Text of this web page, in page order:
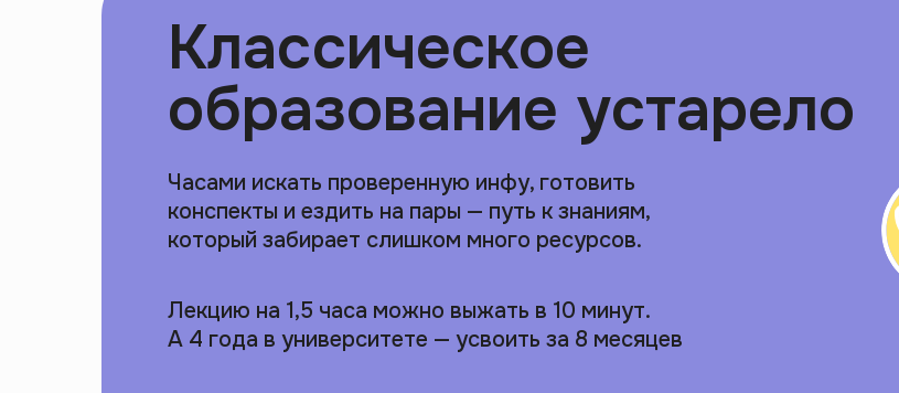
Классическое
образование устарело
Часами искать проверенную инфу, готовить
конспекты и ездить на пары — путь к знаниям,
который забирает слишком много ресурсов.
Лекцию на 1,5 часа можно выжать в 10 минут.
А 4 года в университете — усвоить за 8 месяцев